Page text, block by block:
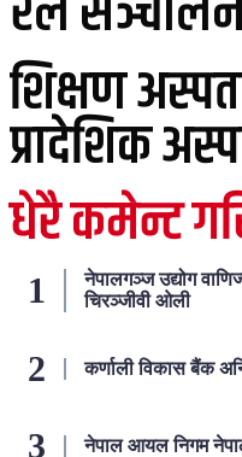
शिक्षण
प्रादेशिक
धेरै कमेन्ट
नेपालगञ्ज उद्योग
चिरञ्जीवी ओली
कर्णाली विकास बैंक
नेपाल आयल निगम